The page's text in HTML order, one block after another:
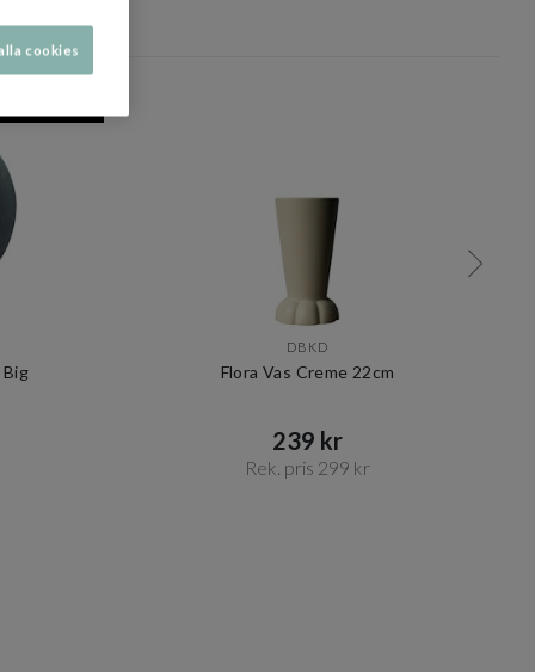
Big
DBKD
Flora Vas Creme 22cm
239 kr​​
Rek. pris 299 kr​​
cookies